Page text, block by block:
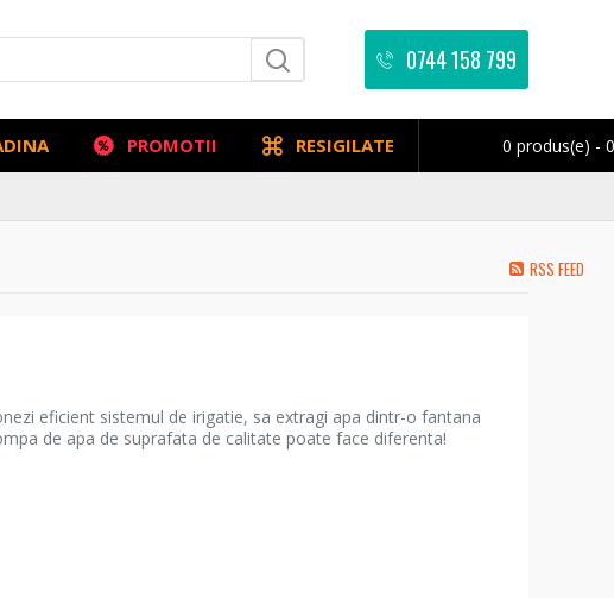
0744 158 799
PROMOTII RESIGILATE 0 produs(e) -
RSS FEED
eficient sistemul de irigatie, sa extragi apa dintr-o fantana
de apa de suprafata de calitate poate face diferenta!